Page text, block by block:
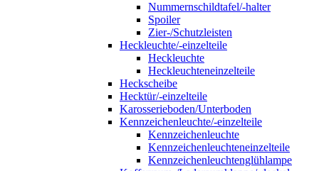
Nummernschildtafel/-halter
Spoiler
Zier-/Schutzleisten
Heckleuchte/-einzelteile
Heckleuchte
Heckleuchteneinzelteile
Heckscheibe
Hecktür/-einzelteile
Karosserieboden/Unterboden
Kennzeichenleuchte/-einzelteile
Kennzeichenleuchte
Kennzeichenleuchteneinzelteile
Kennzeichenleuchtenglühlampe